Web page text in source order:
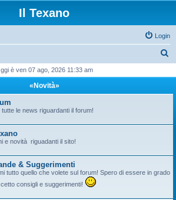
Il Texano
Login
c
è ven 07 ago, 2026 11:33 am
«Novità»
le news riguardanti il forum!
e novità riguadanti il sito!
& Suggerimenti
tutto quello che volete sul forum! Spero di essere in grado
consigli e suggerimenti!